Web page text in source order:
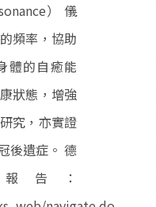
） 儀
頻率，協助
體的自癒能
狀態，增強
究，亦實證
後遺症。 德
告：